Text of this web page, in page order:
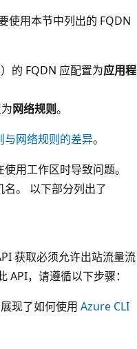
使用本节中列出的 FQDN
的 FQDN 应配置为应用程
网络规则。
与网络规则的差异。
用工作区时导致问题。
。 以下部分列出了
获取必须允许出站流量流
API，请遵循以下步骤：
现了如何使用 Azure CLI